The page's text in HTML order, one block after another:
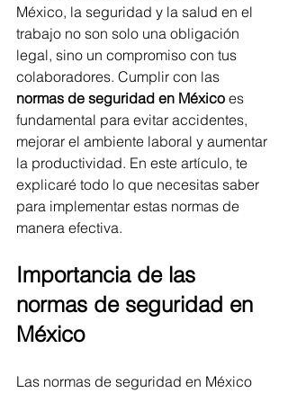
México, la seguridad y la salud en el
trabajo no son solo una obligación
legal, sino un compromiso con tus
colaboradores. Cumplir con las
normas de seguridad en México es
fundamental para evitar accidentes,
mejorar el ambiente laboral y aumentar
la productividad. En este artículo, te
explicaré todo lo que necesitas saber
para implementar estas normas de
manera efectiva.
Importancia de las
normas de seguridad en
México
Las normas de seguridad en México